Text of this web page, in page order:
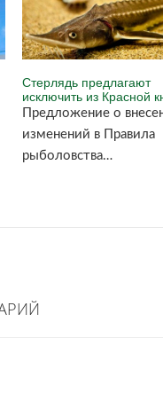
Стерлядь предлагают
исключить из Красной
Предложение о
изменений в Правила
рыболовства…